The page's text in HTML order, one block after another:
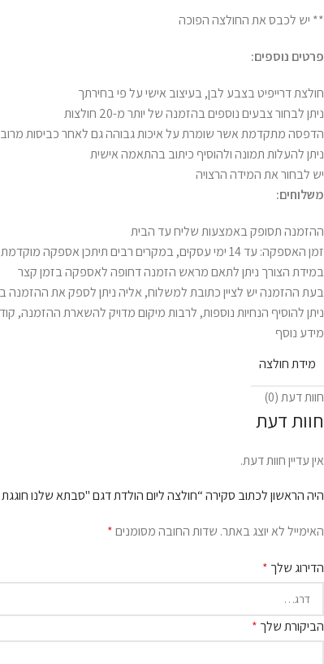
** יש לכבס את החולצה הפוכה
פרטים נוספים:
חולצת דרייפיט בצבע לבן, בעיצוב אישי על פי בחירתך
ניתן לבחור צבעים נוספים בהזמנה של יותר מ-20 חולצות
הדפסה מתקדמת אשר שומרת על איכות גבוהה גם לאחר כביסות
ניתן להעלות תמונה ולהוסיף כיתוב בהתאמה אישית
יש לבחור את המידה הרצויה
משלוחים:
ההזמנה תסופק באמצעות שליח עד הבית
זמן האספקה: עד 14 ימי עסקים, במקרים רבים תיתכן אספקה מוקדמת יותר
במידת הצורך ניתן לתאם מראש הזמנה דחופה לאספקה בזמן קצר
בעת ההזמנה יש לציין כתובת למשלוח, אליה ניתן לספק את ההזמנה
ניתן להוסיף הנחיות נוספות, לרבות מיקום מדויק להשארת ההזמנה, קוד
מידע נוסף
מידת חולצה
חוות דעת (0)
חוות דעת
אין עדיין חוות דעת.
היה הראשון לכתוב סקירה “חולצה ליום הולדת דגם "סבתא שלנו חוגגת 90"”
האימייל לא יוצג באתר. שדות החובה מסומנים*
הדירוג שלך *
הביקורת שלך *